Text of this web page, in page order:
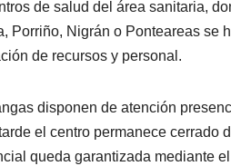
de salud del área sanitaria,
Porriño, Nigrán o Ponteareas se
de recursos y personal.
disponen de atención
el centro permanece cerrado
queda garantizada mediante